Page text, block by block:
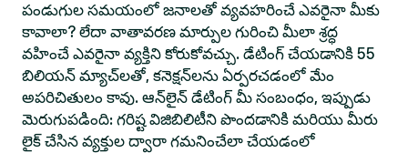
పండుగుల సమయంలో జనాలతో వ్యవహరించే ఎవరైనా మీకు
కావాలా? లేదా వాతావరణ మార్పుల గురించి మీలా శ్రద్ధ
వహించే ఎవరైనా వ్యక్తిని కోరుకోవచ్చు. డేటింగ్ చేయడానికి 55
బిలియన్ మ్యాచ్‌లతో, కనెక్షన్‌లను ఏర్పరచడంలో మేం
అపరిచితులం కావు. ఆన్‌లైన్ డేటింగ్ మీ సంబంధం, ఇప్పుడు
మెరుగుపడింది: గరిష్ట విజిబిలిటీని పొందడానికి మరియు మీరు
లైక్ చేసిన వ్యక్తుల ద్వారా గమనించేలా చేయడంలో